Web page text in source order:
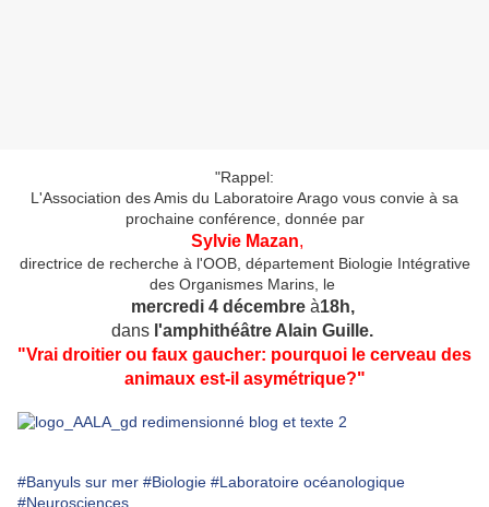
"Rappel:
L'Association des Amis du Laboratoire Arago vous convie à sa
prochaine conférence, donnée par
Sylvie Mazan,
directrice de recherche à l'OOB, département Biologie Intégrative
des Organismes Marins, le
mercredi 4 décembre à18h,
dans l'amphithéâtre Alain Guille.
"Vrai droitier ou faux gaucher: pourquoi le cerveau des
animaux est-il asymétrique?"
#Banyuls sur mer #Biologie #Laboratoire océanologique
#Neurosciences